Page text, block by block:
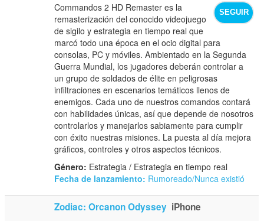
SEGUIR
Commandos 2 HD Remaster es la
remasterización del conocido videojuego
de sigilo y estrategia en tiempo real que
marcó todo una época en el ocio digital para
consolas, PC y móviles. Ambientado en la Segunda
Guerra Mundial, los jugadores deberán controlar a
un grupo de soldados de élite en peligrosas
infiltraciones en escenarios temáticos llenos de
enemigos. Cada uno de nuestros comandos contará
con habilidades únicas, así que depende de nosotros
controlarlos y manejarlos sabiamente para cumplir
con éxito nuestras misiones. La puesta al día mejora
gráficos, controles y otros aspectos técnicos.
Género: Estrategia / Estrategia en tiempo real
Fecha de lanzamiento: Rumoreado/Nunca existió
Zodiac: Orcanon Odyssey iPhone